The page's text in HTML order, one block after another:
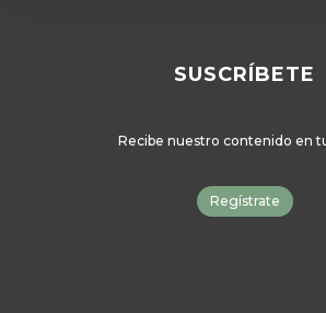
SUSCRÍBETE
Recibe nuestro contenido en
Regístrate